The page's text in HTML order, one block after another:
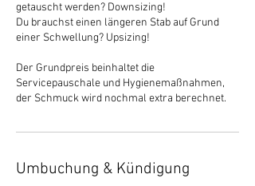
getauscht werden? Downsizing!
Du brauchst einen längeren Stab auf Grund
einer Schwellung? Upsizing!
Der Grundpreis beinhaltet die
Servicepauschale und Hygienemaßnahmen,
der Schmuck wird nochmal extra berechnet.
Umbuchung & Kündigung